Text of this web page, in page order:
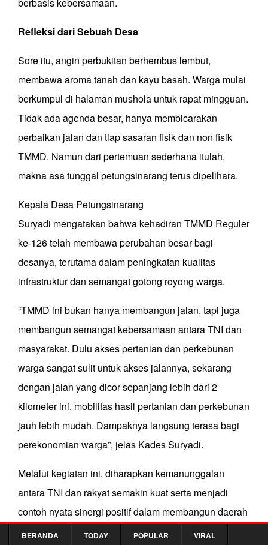
berbasis kebersamaan.
Refleksi dari Sebuah Desa
Sore itu, angin perbukitan berhembus lembut,
membawa aroma tanah dan kayu basah. Warga mulai
berkumpul di halaman mushola untuk rapat mingguan.
Tidak ada agenda besar, hanya membicarakan
perbaikan jalan dan tiap sasaran fisik dan non fisik
TMMD. Namun dari pertemuan sederhana itulah,
makna asa tunggal petungsinarang terus dipelihara.
Kepala Desa Petungsinarang
Suryadi mengatakan bahwa kehadiran TMMD Reguler
ke-126 telah membawa perubahan besar bagi
desanya, terutama dalam peningkatan kualitas
infrastruktur dan semangat gotong royong warga.
“TMMD ini bukan hanya membangun jalan, tapi juga
membangun semangat kebersamaan antara TNI dan
masyarakat. Dulu akses pertanian dan perkebunan
warga sangat sulit untuk akses jalannya, sekarang
dengan jalan yang dicor sepanjang lebih dari 2
kilometer ini, mobilitas hasil pertanian dan perkebunan
jauh lebih mudah. Dampaknya langsung terasa bagi
perekonomian warga”, jelas Kades Suryadi.
Melalui kegiatan ini, diharapkan kemanunggalan
antara TNI dan rakyat semakin kuat serta menjadi
contoh nyata sinergi positif dalam membangun daerah
pedesaan menuju kesejahteraan.
BERANDA TODAY POPULAR VIRAL